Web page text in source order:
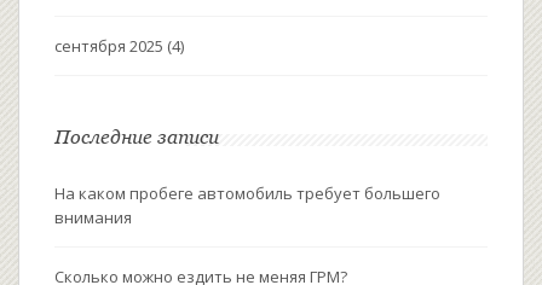
сентября 2025 (4)
Последние записи
На каком пробеге автомобиль требует большего
внимания
Сколько можно ездить не меняя ГРМ?